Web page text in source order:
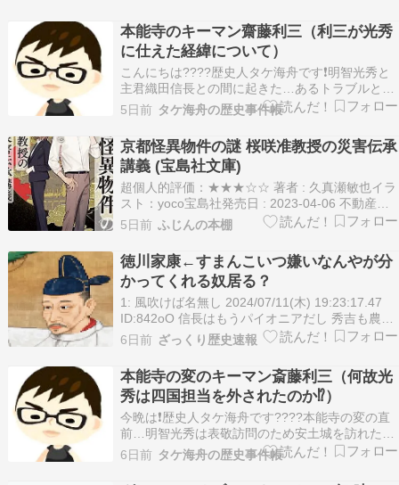
本能寺のキーマン齋藤利三（利三が光秀
に仕えた経緯について）
こんにちは????歴史人タケ海舟です❗️明智光秀と
主君織田信長との間に起きた…あるトラブルと
は⁉️それは筆頭家老である齋藤利三を巡るもので
した????以前お話しをしましたが、利三は元々は
美濃三人衆の一人である稲葉一徹（良通）の家臣
だったのですが…天正年間始め頃、一徹との間に
不和…
5日前 タケ海舟の歴史事件帳
京都怪異物件の謎 桜咲准教授の災害伝承
講義 (宝島社文庫)
超個人的評価：★★★☆☆ 著者 : 久真瀬敏也イラ
スト：yoco宝島社発売日 : 2023-04-06 不動産鑑
定士をしている桜咲先生の姉の事務所でバイトを
することになった萌花。不動産鑑定士見習いとし
て一緒に京都の街で依頼に同行することになるの
だが…行方不明者が戻ってくる「神戻し…
5日前 ふじんの本棚
徳川家康←すまんこいつ嫌いなんやが分
かってくれる奴居る？
1: 風吹けば名無し 2024/07/11(木) 19:23:17.47
ID:842oO 信長はもうパイオニアだし 秀吉も農民
から天下取るとか普通にヤバイ でもこの豚はこい
つらが作り上げたルートに乗っかっただけじゃ
ん？ 幕府とか頼朝も作ってたし 三百年続いたか
らってこいつの力じ…
6日前 ざっくり歴史速報
本能寺の変のキーマン斎藤利三（何故光
秀は四国担当を外されたのか⁉️）
今晩は❗️歴史人タケ海舟です????本能寺の変の直
前…明智光秀は表敬訪問のため安土城を訪れた徳
川家康の饗応役を務めていました‼️この頃、方面
軍の指揮を担う有力武将はそれぞれの任地での戦
闘指揮に忙殺されていて不在‼️方面軍司令官の中
6日前 タケ海舟の歴史事件帳